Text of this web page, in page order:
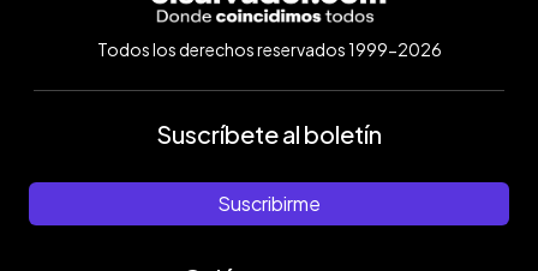
Todos los derechos reservados 1999-2026
Suscríbete al boletín
Suscribirme